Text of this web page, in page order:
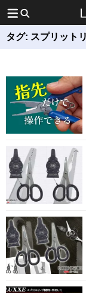
タグ: スプリット